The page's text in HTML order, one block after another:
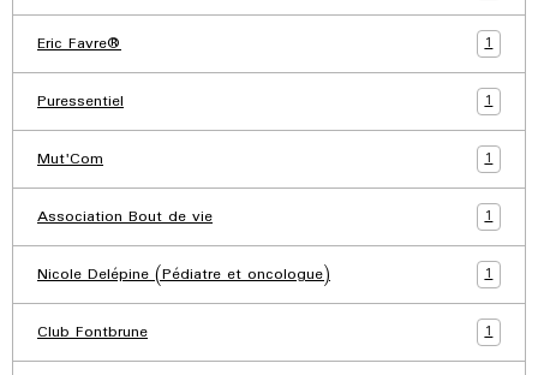
Eric Favre® 1
Puressentiel 1
Mut'Com 1
Association Bout de vie 1
Nicole Delépine (Pédiatre et oncologue) 1
Club Fontbrune 1